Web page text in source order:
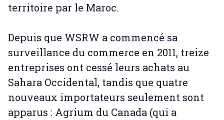
territoire par le Maroc.
Depuis que WSRW a commencé sa
surveillance du commerce en 2011, treize
entreprises ont cessé leurs achats au
Sahara Occidental, tandis que quatre
nouveaux importateurs seulement sont
apparus : Agrium du Canada (qui a